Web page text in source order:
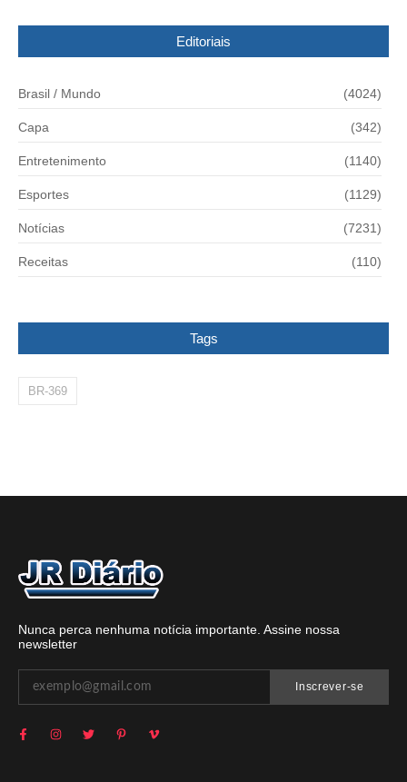
Editoriais
Brasil / Mundo (4024)
Capa (342)
Entretenimento (1140)
Esportes (1129)
Notícias (7231)
Receitas (110)
Tags
BR-369
Nunca perca nenhuma notícia importante. Assine nossa
newsletter
Inscrever-se